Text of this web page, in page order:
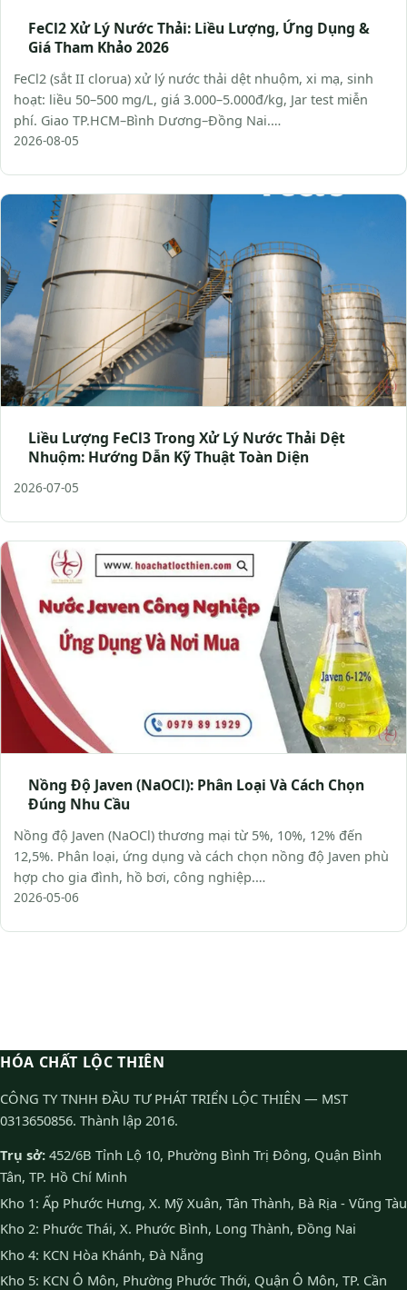
FeCl2 Xử Lý Nước Thải: Liều Lượng, Ứng Dụng &
Giá Tham Khảo 2026
FeCl2 (sắt II clorua) xử lý nước thải dệt nhuộm, xi mạ, sinh
hoạt: liều 50–500 mg/L, giá 3.000–5.000đ/kg, Jar test miễn
phí. Giao TP.HCM–Bình Dương–Đồng Nai.…
2026-08-05
Liều Lượng FeCl3 Trong Xử Lý Nước Thải Dệt
Nhuộm: Hướng Dẫn Kỹ Thuật Toàn Diện
2026-07-05
Nồng Độ Javen (NaOCl): Phân Loại Và Cách Chọn
Đúng Nhu Cầu
Nồng độ Javen (NaOCl) thương mại từ 5%, 10%, 12% đến
12,5%. Phân loại, ứng dụng và cách chọn nồng độ Javen phù
hợp cho gia đình, hồ bơi, công nghiệp.…
2026-05-06
HÓA CHẤT LỘC THIÊN
CÔNG TY TNHH ĐẦU TƯ PHÁT TRIỂN LỘC THIÊN — MST
0313650856. Thành lập 2016.
Trụ sở: 452/6B Tỉnh Lộ 10, Phường Bình Trị Đông, Quận Bình
Tân, TP. Hồ Chí Minh
Kho 1: Ấp Phước Hưng, X. Mỹ Xuân, Tân Thành, Bà Rịa - Vũng Tàu
Kho 2: Phước Thái, X. Phước Bình, Long Thành, Đồng Nai
Kho 4: KCN Hòa Khánh, Đà Nẵng
Kho 5: KCN Ô Môn, Phường Phước Thới, Quận Ô Môn, TP. Cần